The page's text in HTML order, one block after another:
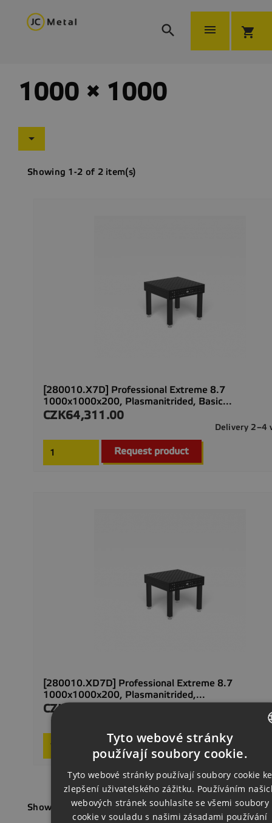
  shopping_cart
1000 × 1000

Showing 1-2 of 2 item(s)
[280010.X7D] Professional Extreme 8.7
1000x1000x200, Plasmanitrided, Basic...
Price
CZK64,311.00
Delivery 2–4
Request product
[280010.XD7D] Professional Extreme 8.7
1000x1000x200, Plasmanitrided,...
Price
CZK70,277.00
Delivery 2–4
Request product
Showing 1-2 of 2 item(s)
ENGLISH
GERMAN
Tyto webové stránky
používají soubory cookie.
Tyto webové stránky používají soubory cookie ke
zlepšení uživatelského zážitku. Používáním
webových stránek souhlasíte se všemi soubory
cookie v souladu s našimi zásadami používání